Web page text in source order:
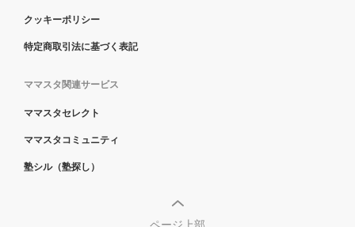
クッキーポリシー
特定商取引法に基づく表記
ママスタ関連サービス
ママスタセレクト
ママスタコミュニティ
塾シル（塾探し）